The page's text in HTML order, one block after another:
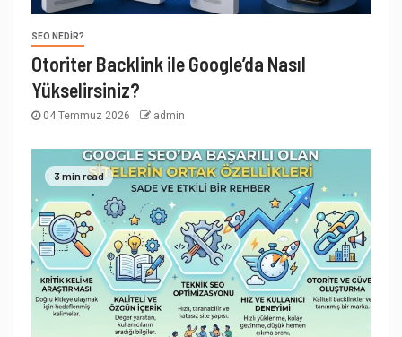
SEO NEDIR?
Otoriter Backlink ile Google’da Nasıl
Yükselirsiniz?
04 Temmuz 2026 admin
3 min read